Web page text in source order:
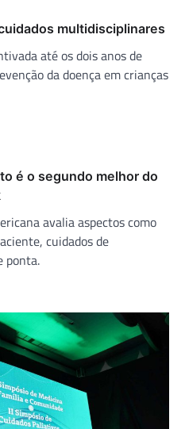
multidisciplinares
até os dois anos de
da doença em crianças
é o segundo melhor do
avalia aspectos como
cuidados de
ponta.